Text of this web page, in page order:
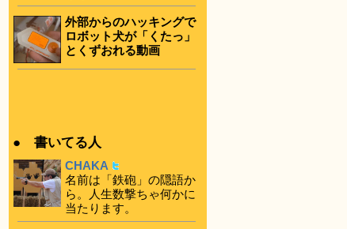
外部からのハッキングで
ロボット犬が「くたっ」
とくずおれる動画
● 書いてる人
CHAKA
名前は「鉄砲」の隠語か
ら。人生数撃ちゃ何かに
当たります。